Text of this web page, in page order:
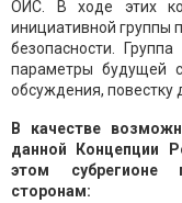
ОИС. В ходе этих
инициативной группы
безопасности.
параметры будущей
обсуждения, повестку
В качестве
данной Концепции
этом субрегионе
сторонам: